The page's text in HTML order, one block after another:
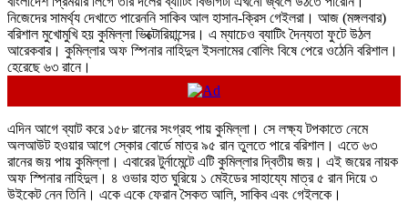
নিজেদের সামর্থ্য দেখাতে পারেননি সাকিব আল হাসান-ক্রিস গেইলরা। আজ (মঙ্গলবার)
বরিশাল মুখোমুখি হয় কুমিল্লা ভিক্টোরিয়ান্সের। এ ম্যাচেও ব্যাটিং দৈন্যতা ফুটে উঠল
আরেকবার। কুমিল্লার অফ স্পিনার নাহিদুল ইসলামের বোলিং বিষে পেরে ওঠেনি বরিশাল।
হেরেছে ৬৩ রানে।
এদিন আগে ব্যাট করে ১৫৮ রানের সংগ্রহ পায় কুমিল্লা। সে লক্ষ্য টপকাতে নেমে
অলআউট হওয়ার আগে স্কোর বোর্ডে মাত্র ৯৫ রান তুলতে পারে বরিশাল। এতে ৬৩
রানের জয় পায় কুমিল্লা। এবারের টুর্নামেন্টে এটি কুমিল্লার দ্বিতীয় জয়। এই জয়ের নায়ক
অফ স্পিনার নাহিদুল। ৪ ওভার হাত ঘুরিয়ে ১ মেইডের সাহায্যে মাত্র ৫ রান দিয়ে ৩
উইকেট নেন তিনি। একে একে ফেরান সৈকত আলি, সাকিব এবং গেইলকে।